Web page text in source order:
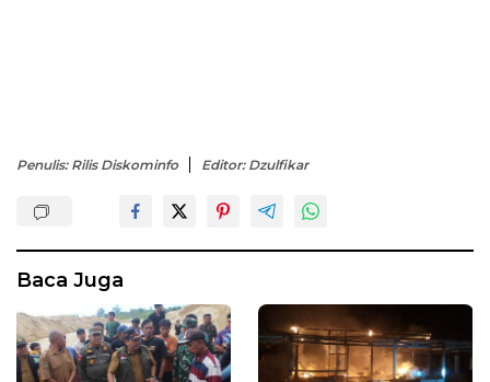
Penulis: Rilis Diskominfo Editor: Dzulfikar
Baca Juga